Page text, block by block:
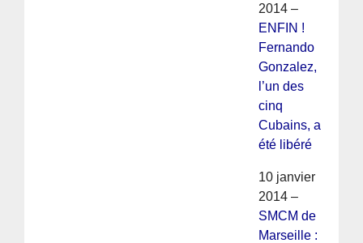
2014 –
ENFIN !
Fernando
Gonzalez,
l’un des
cinq
Cubains, a
été libéré
10 janvier
2014 –
SMCM de
Marseille :